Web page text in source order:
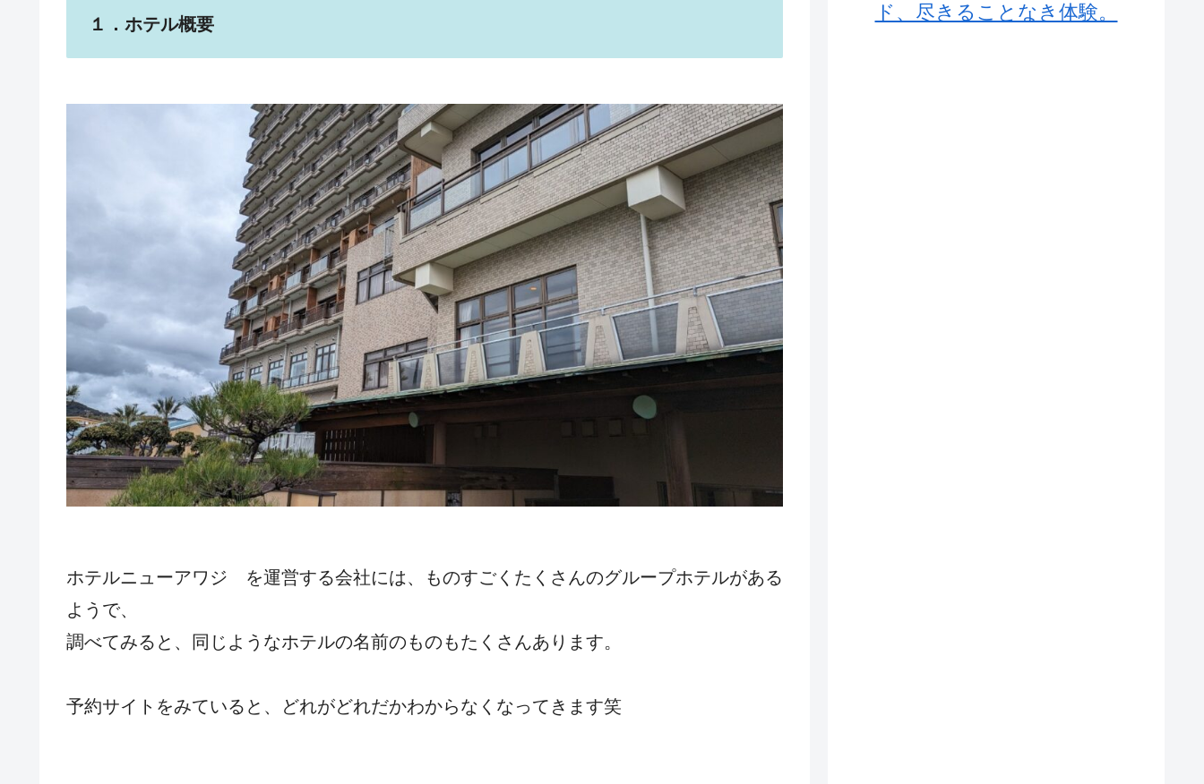
１．ホテル概要
ホテルニューアワジ を運営する会社には、ものすごくたくさんのグループホテルがある
ようで、
調べてみると、同じようなホテルの名前のものもたくさんあります。
予約サイトをみていると、どれがどれだかわからなくなってきます笑
ド、尽きることなき体験。